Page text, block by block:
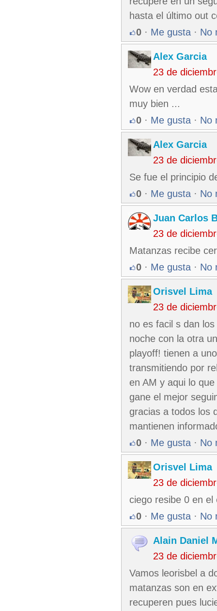
hasta el último out
0 · Me gusta · No
Alex Garcia
23 de
Wow en verdad
muy bien ...
0 · Me gusta · No
Alex Garcia
23 de
Se fue el principio
0 · Me gusta · No
Juan Carlos
23 de
Matanzas recibe
0 · Me gusta · No
Orisvel Lima
23 de
no es facil s dan
noche con la otra
playoff! tienen a
transmitiendo por
en AM y aqui lo
gane el mejor
gracias a todos los
mantienen
0 · Me gusta · No
Orisvel Lima
23 de
ciego resibe 0 en el
0 · Me gusta · No
Alain Daniel
23 de
Vamos leorisbel a
matanzas son en
recuperen pues